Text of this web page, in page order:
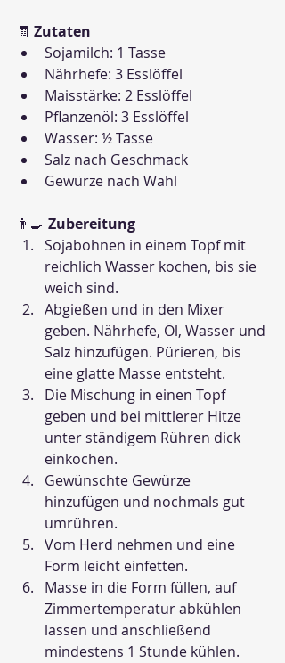
🧾 Zutaten
Sojamilch: 1 Tasse
Nährhefe: 3 Esslöffel
Maisstärke: 2 Esslöffel
Pflanzenöl: 3 Esslöffel
Wasser: ½ Tasse
Salz nach Geschmack
Gewürze nach Wahl
👨‍🍳 Zubereitung
Sojabohnen in einem Topf mit
reichlich Wasser kochen, bis sie
weich sind.
Abgießen und in den Mixer
geben. Nährhefe, Öl, Wasser und
Salz hinzufügen. Pürieren, bis
eine glatte Masse entsteht.
Die Mischung in einen Topf
geben und bei mittlerer Hitze
unter ständigem Rühren dick
einkochen.
Gewünschte Gewürze
hinzufügen und nochmals gut
umrühren.
Vom Herd nehmen und eine
Form leicht einfetten.
Masse in die Form füllen, auf
Zimmertemperatur abkühlen
lassen und anschließend
mindestens 1 Stunde kühlen.